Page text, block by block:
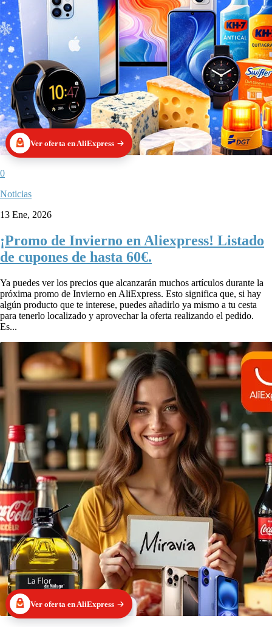
Ver oferta en AliExpress
0
Noticias
13 Ene, 2026
¡Promo de Invierno en Aliexpress! Listado
de cupones de hasta 60€.
Ya puedes ver los precios que alcanzarán muchos artículos durante la
próxima promo de Invierno en AliExpress. Esto significa que, si hay
algún producto que te interese, puedes añadirlo ya mismo a tu cesta
para tenerlo localizado y aprovechar la oferta realizando el pedido.
Es...
Ver oferta en AliExpress